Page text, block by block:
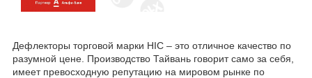
Дефлекторы торговой марки HIC – это отличное качество по
разумной цене. Производство Тайвань говорит само за себя,
имеет превосходную репутацию на мировом рынке по